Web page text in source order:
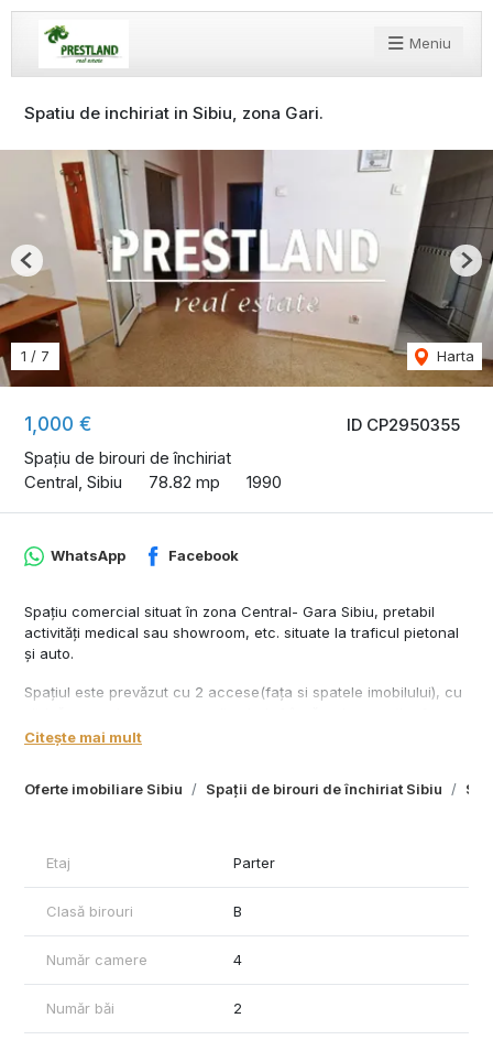
Meniu
Spatiu de inchiriat in Sibiu, zona Gari.
ID CP2950355
1,000 €
Spațiu de birouri de închiriat
Central, Sibiu
78.82 mp 1990
1 / 7 Harta
Previous
Oferte imobiliare Sibiu Spații de birouri de închiriat Sibiu
WhatsApp Facebook
Spațiu comercial situat în zona Central- Gara Sibiu, pretabil
activități medical sau showroom, etc. situate la traficul pietonal
și auto.
Spațiul este prevăzut cu 2 accese(fața si spatele imobilului), cu
grupuri sociale în suprafață de 78 mp.
inclusiv aviz DSP.
Citește mai mult
Etaj Parter
Clasă birouri B
Număr camere 4
Număr băi 2